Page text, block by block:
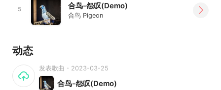
5 合鸟-怨叹(Demo)
合鸟 Pigeon
动态
发表歌曲・2023-03-25
合鸟-怨叹(Demo)